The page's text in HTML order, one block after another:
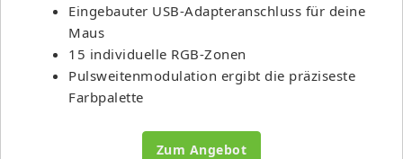
Eingebauter USB-Adapteranschluss für deine
Maus
15 individuelle RGB-Zonen
Pulsweitenmodulation ergibt die präziseste
Farbpalette
Zum Angebot